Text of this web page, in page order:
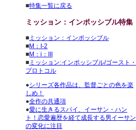
■特集一覧に戻る
ミッション：インポッシブル特集
■ ミッション：インポッシブル
■M：I-2
■M：i：III
■ ミッション:インポッシブル/ゴースト・
プロトコル
●シリーズ各作品は、監督ごとの色を楽
しめ！
●全作の共通項
●愛に生きるスパイ、イーサン・ハン
ト！恋愛遍歴を経て成長する男イーサン
の変化に注目